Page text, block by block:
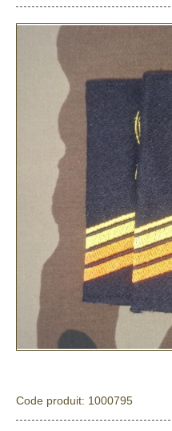
Code produit: 1000795